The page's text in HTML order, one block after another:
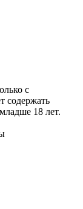
с
содержать
18 лет.